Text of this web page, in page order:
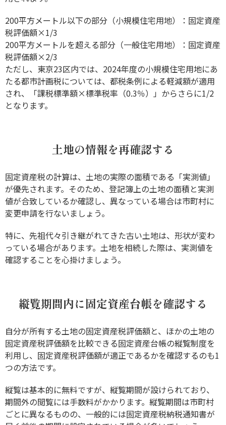
200平方メートル以下の部分（小規模住宅用地）：固定資産
税評価額×1/3
200平方メートルを超える部分（一般住宅用地）：固定資産
税評価額×2/3
ただし、東京23区内では、2024年度の小規模住宅用地にあ
たる都市計画税については、都税条例による軽減額が適用
され、「課税標準額×標準税率（0.3％）」からさらに1/2
となります。
土地の情報を再確認する
固定資産税の計算は、土地の実際の面積である「実測値」
が優先されます。そのため、登記簿上の土地の面積と実測
値が合致しているか確認し、異なっている場合は市町村に
変更申請を行ないましょう。
特に、先祖代々引き継がれてきた古い土地は、形状が変わ
っている場合があります。土地を相続した際は、実測値を
確認することを心掛けましょう。
縦覧期間内に固定資産台帳を確認する
自分が所有する土地の固定資産税評価額と、ほかの土地の
固定資産税評価額を比較できる固定資産台帳の縦覧制度を
利用し、固定資産税評価額が適正であるかを確認するのも1
つの方法です。
縦覧は基本的に無料ですが、縦覧期間が設けられており、
期間外の閲覧には手数料がかかります。縦覧期間は市町村
ごとに異なるものの、一般的には固定資産税納税通知書が